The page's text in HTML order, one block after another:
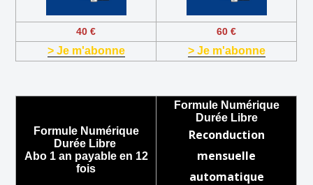
40 € 60 €
> Je m'abonne > Je m'abonne
Formule Numérique
Durée Libre
Abo 1 an payable en 12
fois
Formule Numérique
Durée Libre
Reconduction
mensuelle
automatique